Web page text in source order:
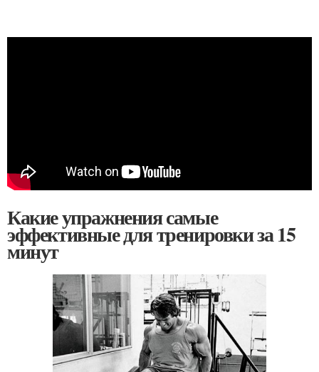
Какие упражнения самые
эффективные для тренировки за 15
минут